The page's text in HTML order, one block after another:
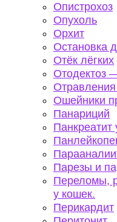
Опистрохоз
Опухоль
Орхит
Остановка
Отёк лёгких
Отодектоз
Ошейники
Панариций
Панкреатит
Парезы и
Переломы,
у кошек.
Перикардит